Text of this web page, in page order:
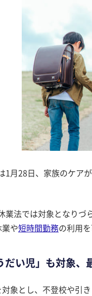
1月28日、家族のケア
業法では対象となり
や短時間勤務の利用
だい児」も対象、
象とし、不登校や引